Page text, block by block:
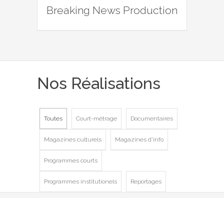
Breaking News Production
Nos Réalisations
Toutes Court-métrage Documentaires
Magazines culturels Magazines d'info
Programmes courts
Programmes institutionels Reportages